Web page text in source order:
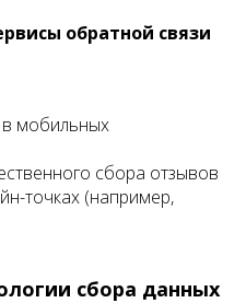
обратной связи
в мобильных
сбора отзывов
точках (например,
сбора данных